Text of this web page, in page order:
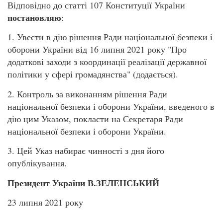
Відповідно до статті 107 Конституції України
постановляю:
1. Увести в дію рішення Ради національної безпеки і
оборони України від 16 липня 2021 року "Про
додаткові заходи з координації реалізації державної
політики у сфері громадянства" (додається).
2. Контроль за виконанням рішення Ради
національної безпеки і оборони України, введеного в
дію цим Указом, покласти на Секретаря Ради
національної безпеки і оборони України.
3. Цей Указ набирає чинності з дня його
опублікування.
Президент України В.ЗЕЛЕНСЬКИЙ
23 липня 2021 року